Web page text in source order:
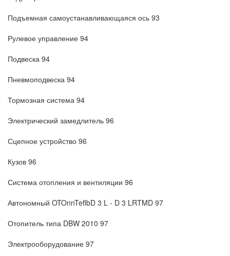
Подъемная самоустанавливающаяся ось 93
Рулевое управление 94
Подвеска 94
Пневмоподвеска 94
Тормозная система 94
Электрический замедлитель 96
Сцепное устройство 96
Кузов 96
Система отопления и вентиляции 96
Автономный OTOnnTeflbD 3 L - D 3 LRTMD 97
Отопитель типа DBW 2010 97
Электрооборудование 97